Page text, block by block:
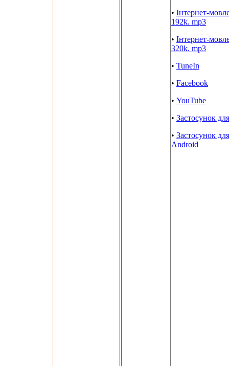
• Інтернет-
192k. mp3
• Інтернет-
320k. mp3
• TuneIn
• Facebook
• YouTube
• Застосунок
• Застосунок для
Android